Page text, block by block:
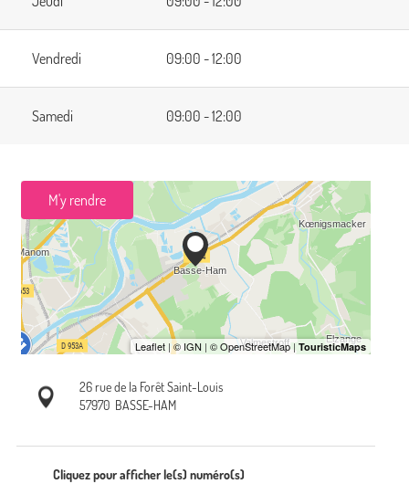
Vendredi 09:00 - 12:00
Samedi 09:00 - 12:00
M'y rendre
26 rue de la Forêt Saint-Louis
57970 BASSE-HAM
Cliquez pour afficher le(s) numéro(s)